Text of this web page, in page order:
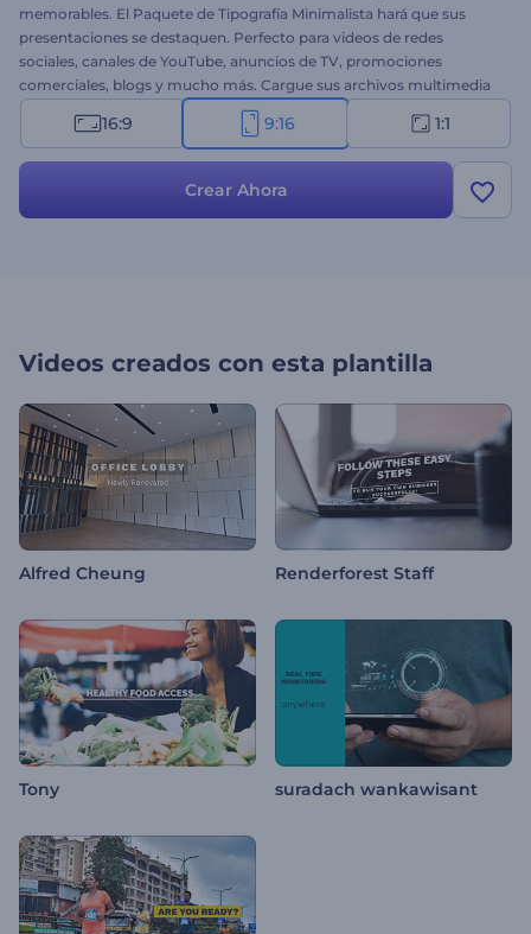
memorables. El Paquete de Tipografía Minimalista hará que sus
presentaciones se destaquen. Perfecto para videos de redes
sociales, canales de YouTube, anuncios de TV, promociones
comerciales, blogs y mucho más. Cargue sus archivos multimedia
y obtenga un video de tipografía elegante y dinámico en pocos
minutos. ¡Cree un video mensaje único ya!
16:9 9:16 1:1
Crear Ahora
Videos creados con esta plantilla
Alfred Cheung Renderforest Staff
Tony suradach wankawisant